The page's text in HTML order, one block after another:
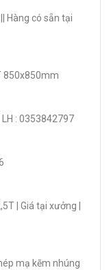
Hàng có sẵn tại
850x850mm
LH : 0353842797
| Giá tại xưởng |
mạ kẽm nhúng